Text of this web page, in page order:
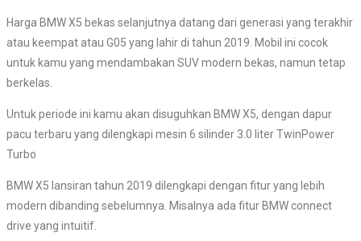
Harga BMW X5 bekas selanjutnya datang dari generasi yang terakhir
atau keempat atau G05 yang lahir di tahun 2019. Mobil ini cocok
untuk kamu yang mendambakan SUV modern bekas, namun tetap
berkelas.
Untuk periode ini kamu akan disuguhkan BMW X5, dengan dapur
pacu terbaru yang dilengkapi mesin 6 silinder 3.0 liter TwinPower
Turbo
BMW X5 lansiran tahun 2019 dilengkapi dengan fitur yang lebih
modern dibanding sebelumnya. Misalnya ada fitur BMW connect
drive yang intuitif.